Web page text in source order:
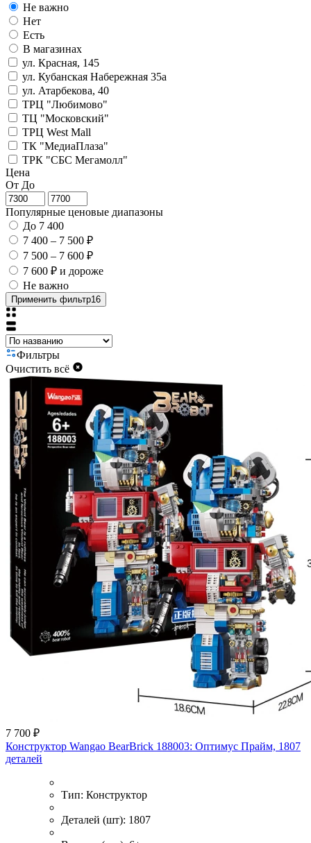
Не важно
Нет
Есть
В магазинах
ул. Красная, 145
ул. Кубанская Набережная 35а
ул. Атарбекова, 40
ТРЦ "Любимово"
ТЦ "Московский"
ТРЦ West Mall
ТК "МедиаПлаза"
ТРК "СБС Мегамолл"
Цена
От До
Популярные ценовые диапазоны
До 7 400
7 400 – 7 500 ₽
7 500 – 7 600 ₽
7 600 ₽ и дороже
Не важно
Применить фильтр16
Фильтры
Очистить всё
7 700 ₽
Конструктор Wangao BearBrick 188003: Оптимус Прайм, 1807
деталей
Тип: Конструктор
Деталей (шт): 1807